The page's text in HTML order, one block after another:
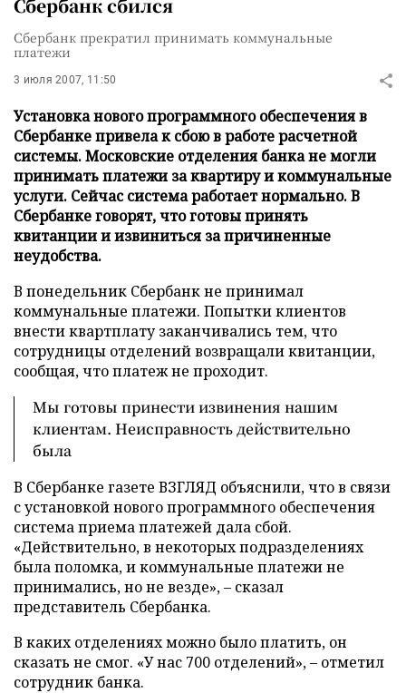
Сбербанк сбился
Сбербанк прекратил принимать коммунальные
платежи
3 июля 2007, 11:50
Установка нового программного обеспечения в
Сбербанке привела к сбою в работе расчетной
системы. Московские отделения банка не могли
принимать платежи за квартиру и коммунальные
услуги. Сейчас система работает нормально. В
Сбербанке говорят, что готовы принять
квитанции и извиниться за причиненные
неудобства.
В понедельник Сбербанк не принимал
коммунальные платежи. Попытки клиентов
внести квартплату заканчивались тем, что
сотрудницы отделений возвращали квитанции,
сообщая, что платеж не проходит.
Мы готовы принести извинения нашим
клиентам. Неисправность действительно
была
В Сбербанке газете ВЗГЛЯД объяснили, что в связи
с установкой нового программного обеспечения
система приема платежей дала сбой.
«Действительно, в некоторых подразделениях
была поломка, и коммунальные платежи не
принимались, но не везде», – сказал
представитель Сбербанка.
В каких отделениях можно было платить, он
сказать не смог. «У нас 700 отделений», – отметил
сотрудник банка.